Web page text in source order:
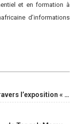
et en formation à
d’informations
Explorer le vestibule malien à travers l’exposition « Maaya Bulon »